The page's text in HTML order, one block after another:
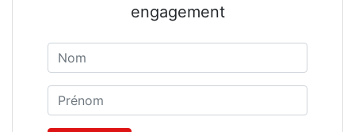
engagement
Prénom